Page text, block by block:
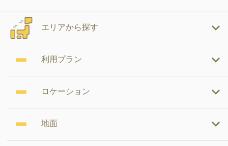
エリアから探す
利用プラン
ロケーション
地面